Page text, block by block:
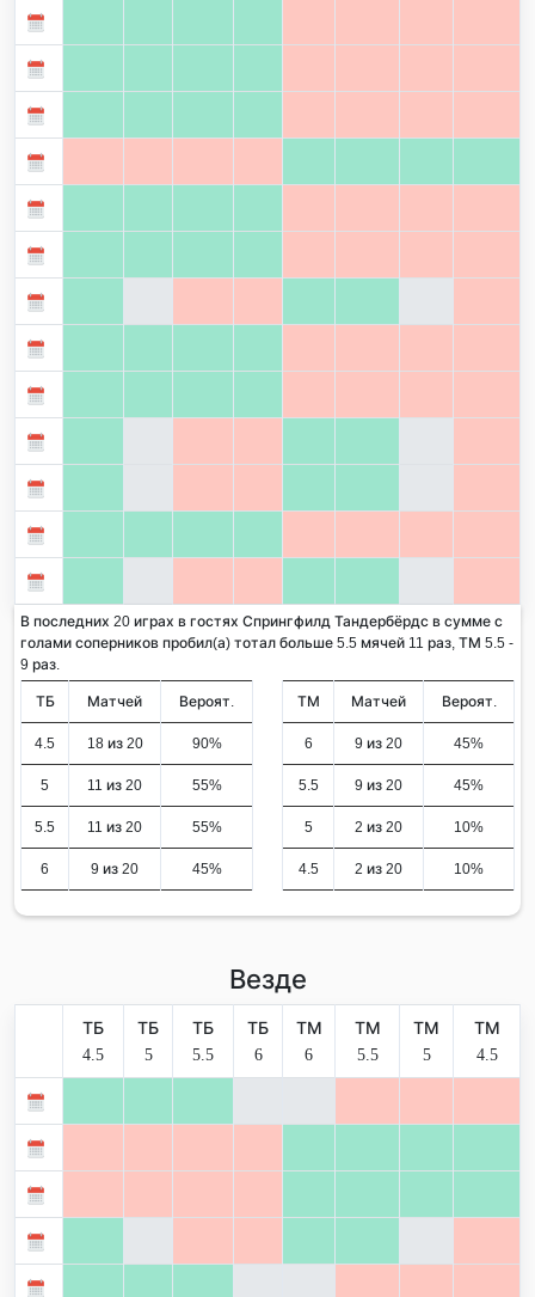
В последних 20 играх в гостях Спрингфилд Тандербёрдс в сумме с
голами соперников пробил(а) тотал больше 5.5 мячей 11 раз, ТМ 5.5 -
9 раз.
ТБ Матчей Вероят.
4.5 18 из 20 90%
5 11 из 20 55%
5.5 11 из 20 55%
6 9 из 20 45%
ТМ Матчей Вероят.
6 9 из 20 45%
5.5 9 из 20 45%
5 2 из 20 10%
4.5 2 из 20 10%
Везде
ТБ
4.5
ТБ
5
ТБ
5.5
ТБ
6
ТМ
6
ТМ
5.5
ТМ
5
ТМ
4.5